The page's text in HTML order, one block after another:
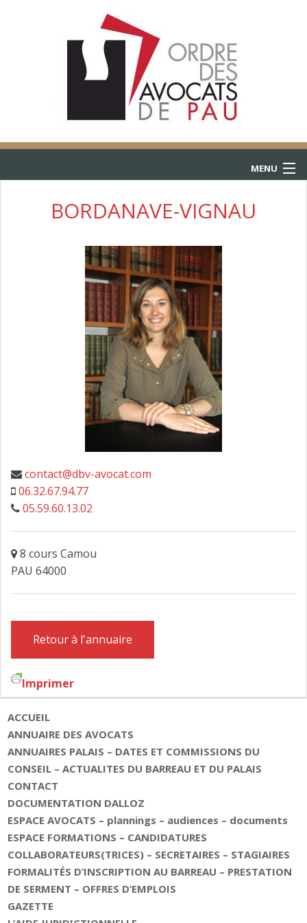
MENU
L’AIDE JURIDICTIONNELLE
FAIRE DESIGNER UN AVOCAT
BORDANAVE-VIGNAU
contact@dbv-avocat.com
06.32.67.94.77
05.59.60.13.02
8 cours Camou
PAU 64000
Retour à l'annuaire
Imprimer
ACCUEIL
ANNUAIRE DES AVOCATS
ANNUAIRES PALAIS – DATES ET COMMISSIONS DU
CONSEIL – ACTUALITES DU BARREAU ET DU PALAIS
CONTACT
DOCUMENTATION DALLOZ
ESPACE AVOCATS – plannings – audiences – documents
ESPACE FORMATIONS – CANDIDATURES
COLLABORATEURS(TRICES) – SECRETAIRES – STAGIAIRES
FORMALITÉS D’INSCRIPTION AU BARREAU – PRESTATION
DE SERMENT – OFFRES D’EMPLOIS
GAZETTE